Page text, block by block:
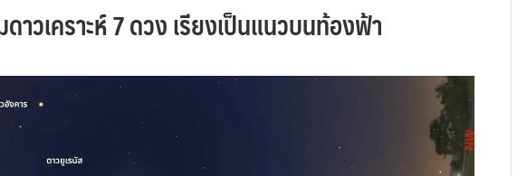
าวเคราะห์ 7 ดวง เรียงเป็นแนวบนท้องฟ้า